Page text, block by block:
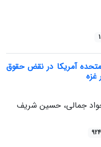
آمریکا در نقض حقوق
جواد جمالی، حسین شریف